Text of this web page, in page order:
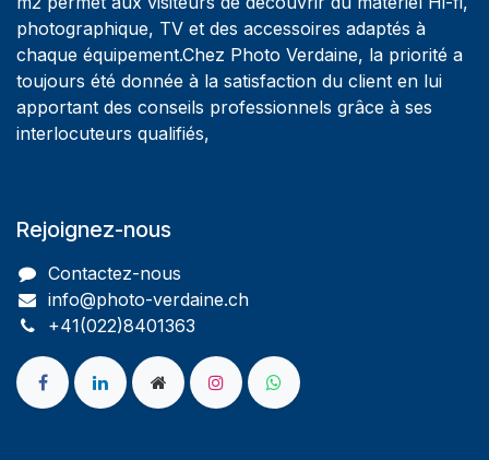
photographique, TV et des accessoires adaptés à
chaque équipement.Chez Photo Verdaine, la priorité a
toujours été donnée à la satisfaction du client en lui
apportant des conseils professionnels grâce à ses
interlocuteurs qualifiés,
Rejoignez-nous
Contactez-nous
info@photo-verdaine.ch​
​​+41(022)8401363